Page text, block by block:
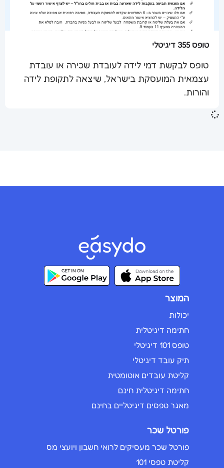
טופס 355 דיגיטלי
טופס לבקשת דמי לידה לעובדת שכירה או עובדת
עצמאית המועסקת בישראל, שיצאה לתקופת לידה
והורות.
המוצר
יכולות
חתימה דיגיטלית
טופס 101 דיגיטלי
תיק עובד דיגיטלי
קליטת עובדים אוטומטית
חתימה דיגיטלית חינם
מאגר טפסים דיגיטליים בחינם
פורטל שכר
פורטל שכר מעסיקים לרואי חשבון ויועצי מס
קליטת טפסי 101